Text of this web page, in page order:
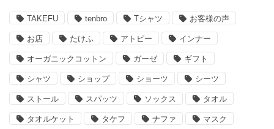
TAKEFU tenbro Tシャツ お客様の声
お店 たけふ アトピー インナー
オーガニックコットン ガーゼ ギフト
シャツ ショップ ショーツ シーツ
ストール スパッツ ソックス タオル
タオルケット タケフ ナファ マスク